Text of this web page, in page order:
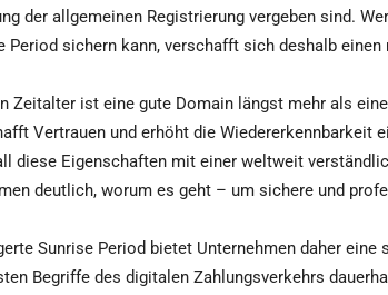
der allgemeinen Registrierung vergeben sind.
Period sichern kann, verschafft sich deshalb
Zeitalter ist eine gute Domain längst mehr als
Vertrauen und erhöht die Wiedererkennbarkeit
diese Eigenschaften mit einer weltweit
deutlich, worum es geht – um sichere und
Sunrise Period bietet Unternehmen daher eine
Begriffe des digitalen Zahlungsverkehrs